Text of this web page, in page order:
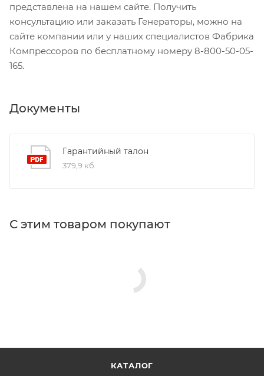
представлена на нашем сайте. Получить
консультацию или заказать Генераторы, можно на
сайте компании или у наших специалистов Фабрика
Компрессоров по бесплатному номеру 8-800-50-05-
165.
Документы
Гарантийный талон
379,9 кб
С этим товаром покупают
КАТАЛОГ